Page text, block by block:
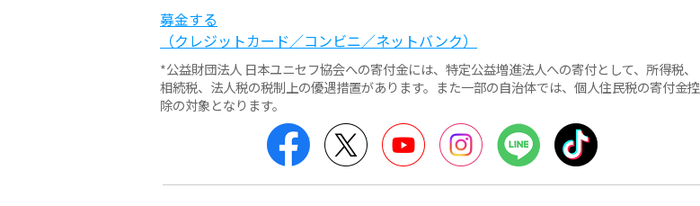
募金する
（クレジットカード／コンビニ／ネットバンク）
*公益財団法人 日本ユニセフ協会への寄付金には、特定公益増進法人への寄付として、所得税、
相続税、法人税の税制上の優遇措置があります。また一部の自治体では、個人住民税の寄付金控
除の対象となります。
Facebook Twitter YouTube Instagram LINE